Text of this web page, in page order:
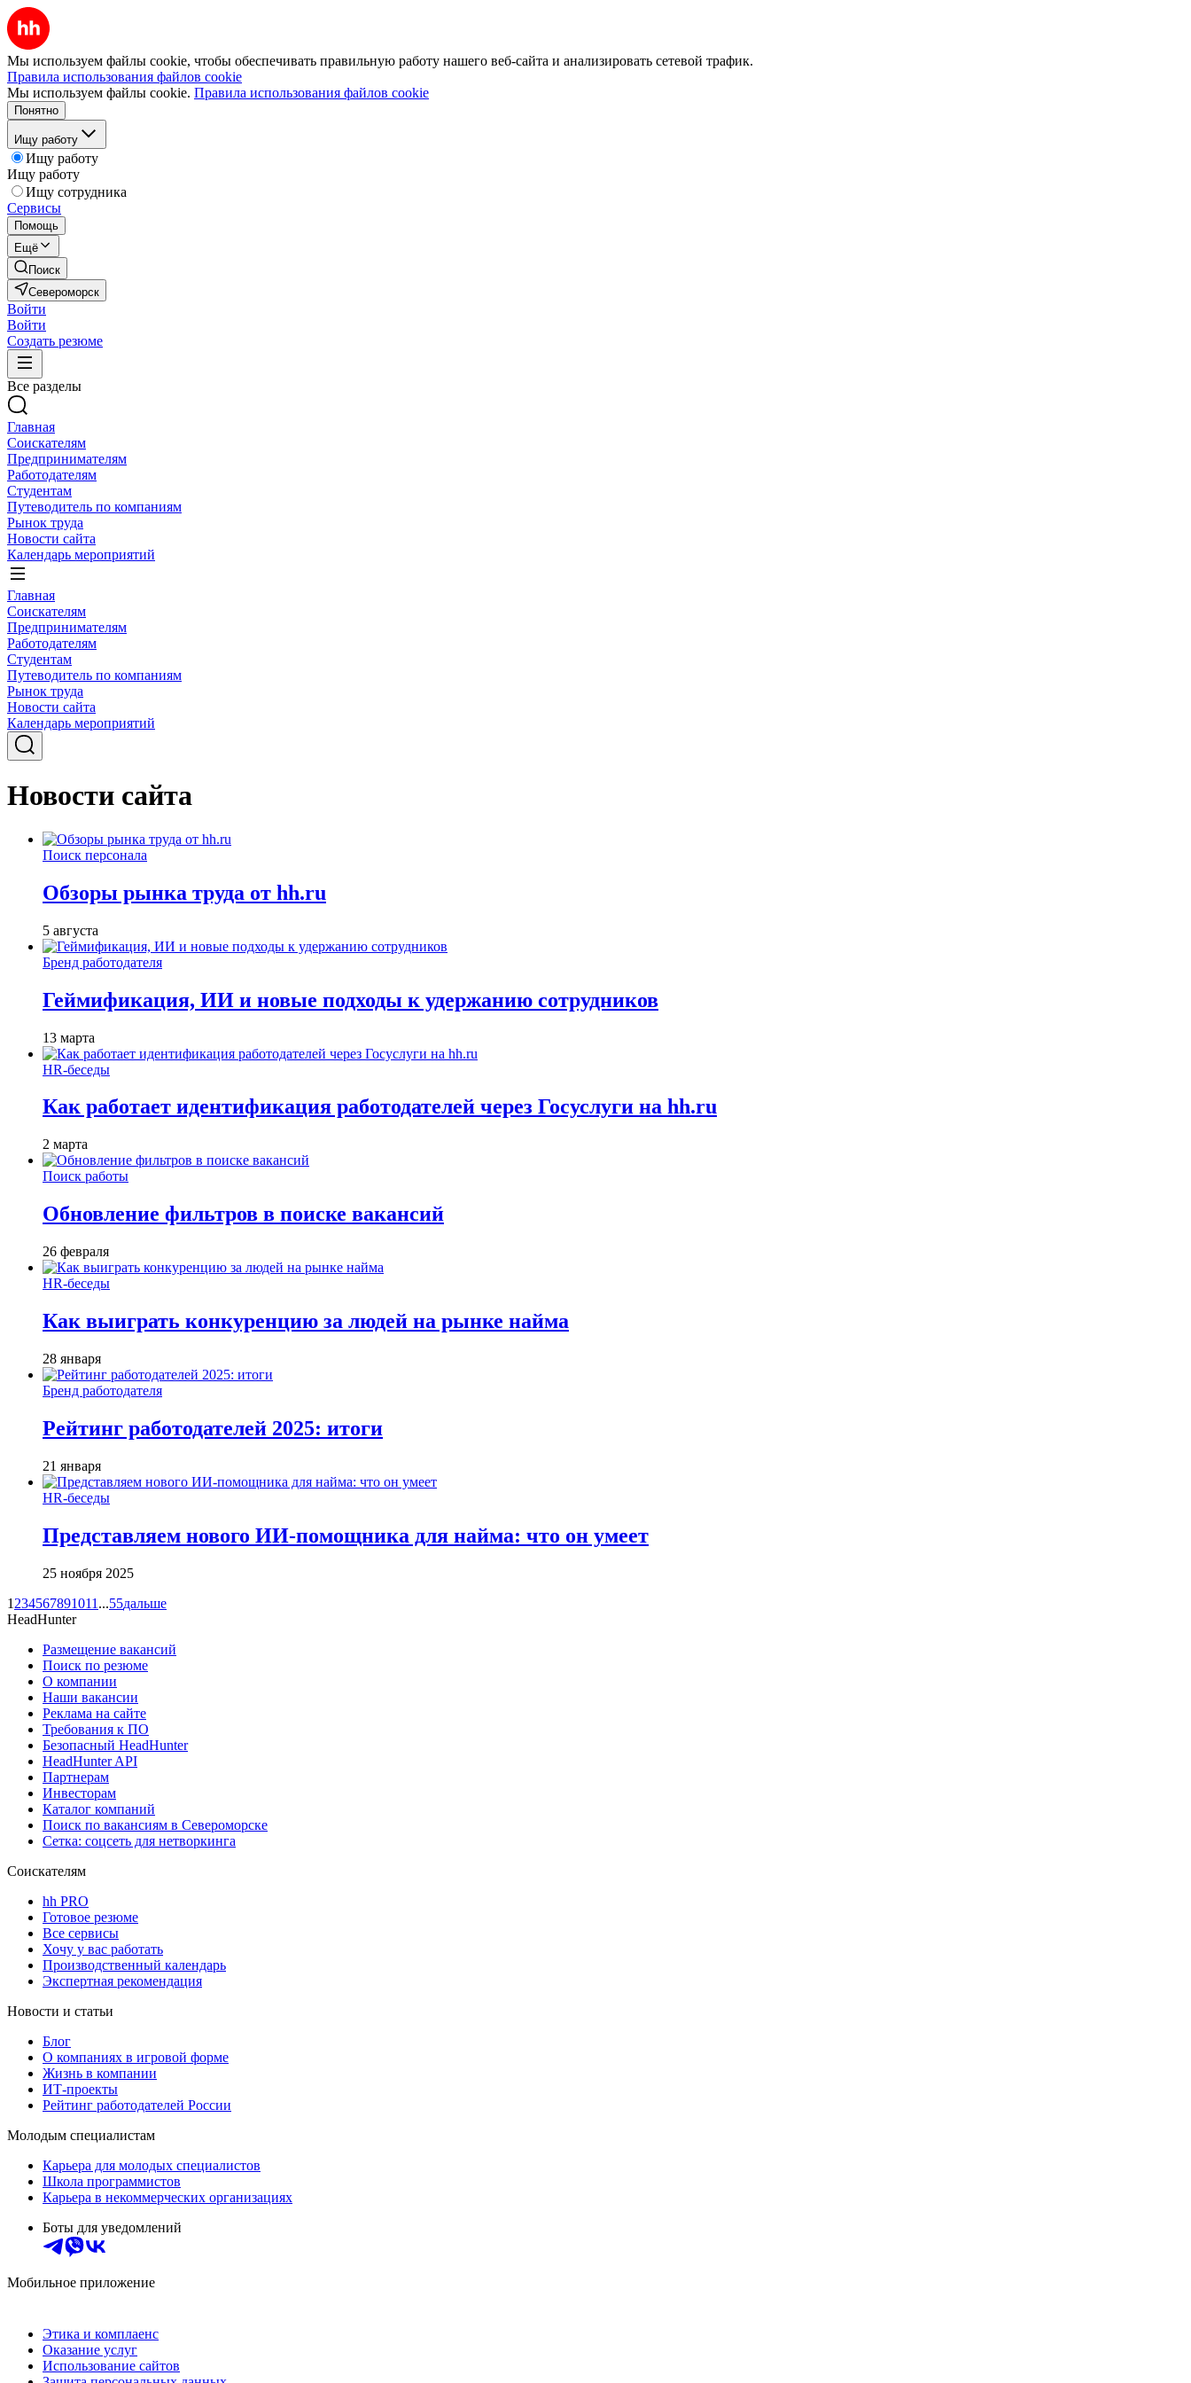
Мы используем файлы cookie, чтобы обеспечивать правильную работу нашего веб-сайта и анализировать сетевой трафик.
Правила использования файлов cookie
Мы используем файлы cookie. Правила использования файлов cookie
Понятно
Ищу работу
Ищу работу
Ищу работу
Ищу сотрудника
Сервисы
Помощь
Ещё
Поиск
Североморск
Войти
Войти
Создать резюме
Все разделы
Главная
Соискателям
Предпринимателям
Работодателям
Студентам
Путеводитель по компаниям
Рынок труда
Новости сайта
Календарь мероприятий
Главная
Соискателям
Предпринимателям
Работодателям
Студентам
Путеводитель по компаниям
Рынок труда
Новости сайта
Календарь мероприятий
Новости сайта
Поиск персонала
Обзоры рынка труда от hh.ru
5 августа
Бренд работодателя
Геймификация, ИИ и новые подходы к удержанию сотрудников
13 марта
HR-беседы
Как работает идентификация работодателей через Госуслуги на hh.ru
2 марта
Поиск работы
Обновление фильтров в поиске вакансий
26 февраля
HR-беседы
Как выиграть конкуренцию за людей на рынке найма
28 января
Бренд работодателя
Рейтинг работодателей 2025: итоги
21 января
HR-беседы
Представляем нового ИИ-помощника для найма: что он умеет
25 ноября 2025
1 234567891011 ...55дальше
HeadHunter
Размещение вакансий
Поиск по резюме
О компании
Наши вакансии
Реклама на сайте
Требования к ПО
Безопасный HeadHunter
HeadHunter API
Партнерам
Инвесторам
Каталог компаний
Поиск по вакансиям в Североморске
Сетка: соцсеть для нетворкинга
Соискателям
hh PRO
Готовое резюме
Все сервисы
Хочу у вас работать
Производственный календарь
Экспертная рекомендация
Новости и статьи
Блог
О компаниях в игровой форме
Жизнь в компании
ИТ-проекты
Рейтинг работодателей России
Молодым специалистам
Карьера для молодых специалистов
Школа программистов
Карьера в некоммерческих организациях
Боты для уведомлений
Мобильное приложение
Этика и комплаенс
Оказание услуг
Использование сайтов